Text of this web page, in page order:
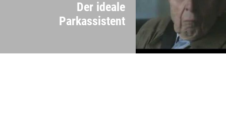
Der ideale
Parkassistent